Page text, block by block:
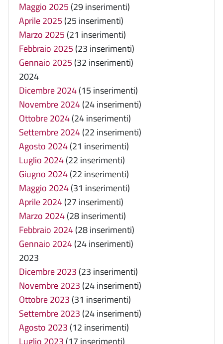
Maggio 2025 (29 inserimenti)
Aprile 2025 (25 inserimenti)
Marzo 2025 (21 inserimenti)
Febbraio 2025 (23 inserimenti)
Gennaio 2025 (32 inserimenti)
2024
Dicembre 2024(15 inserimenti)
Novembre 2024(24 inserimenti)
Ottobre 2024(24 inserimenti)
Settembre 2024(22 inserimenti)
Agosto 2024(21 inserimenti)
Luglio 2024(22 inserimenti)
Giugno 2024(22 inserimenti)
Maggio 2024(31 inserimenti)
Aprile 2024(27 inserimenti)
Marzo 2024(28 inserimenti)
Febbraio 2024(28 inserimenti)
Gennaio 2024(24 inserimenti)
2023
Dicembre 2023 (23 inserimenti)
Novembre 2023 (24 inserimenti)
Ottobre 2023 (31 inserimenti)
Settembre 2023 (24 inserimenti)
Agosto 2023 (12 inserimenti)
Luglio 2023 (17 inserimenti)